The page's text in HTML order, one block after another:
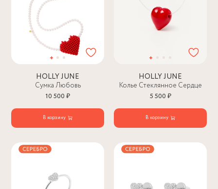
HOLLY JUNE
Сумка Любовь
10 500 ₽
В корзину
HOLLY JUNE
Колье Стеклянное Сердце
5 500 ₽
В корзину